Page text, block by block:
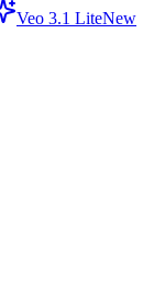
Veo 3.1 LiteNew